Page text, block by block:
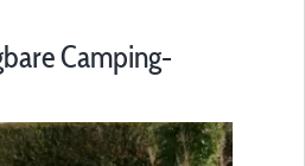
Camping-